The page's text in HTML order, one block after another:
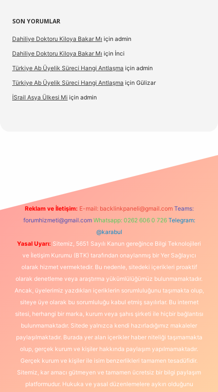
SON YORUMLAR
Dahiliye Doktoru Kiloya Bakar Mı için admin
Dahiliye Doktoru Kiloya Bakar Mı için İnci
Türkiye Ab Üyelik Süreci Hangi Antlaşma için admin
Türkiye Ab Üyelik Süreci Hangi Antlaşma için Gülizar
İSrail Asya Ülkesi Mi için admin
Reklam ve İletişim: E-mail: backlinkpaneli@gmail.com Teams:
forumhizmeti@gmail.com Whatsapp: 0262 606 0 726 Telegram:
@karabul
Yasal Uyarı: Sitemiz, 5651 Sayılı Kanun gereğince Bilgi Teknolojileri
ve İletişim Kurumu (BTK) tarafından onaylanmış bir Yer Sağlayıcı
olarak hizmet vermektedir. Bu nedenle, sitedeki içerikleri proaktif
olarak denetleme veya araştırma yükümlülüğümüz bulunmamaktadır.
Ancak, üyelerimiz yazdıkları içeriklerin sorumluluğunu taşımakta olup,
siteye üye olarak bu sorumluluğu kabul etmiş sayılırlar. Bu internet
sitesi, herhangi bir marka, kurum veya şahıs şirketi ile hiçbir bağlantısı
bulunmamaktadır. Sitede yalnızca kendi hazırladığımız makaleler
paylaşılmaktadır. Burada yer alan içerikler haber niteliği taşımamakta
olup, gerçek kurum ve kişiler hakkında paylaşım yapılmamaktadır.
Gerçek kurum ve kişiler ile isim benzerlikleri tamamen tesadüfidir.
Sitemiz, kar amacı gütmeyen ve tamamen ücretsiz bir bilgi paylaşım
platformudur. Hukuka ve yasal düzenlemelere aykırı olduğunu